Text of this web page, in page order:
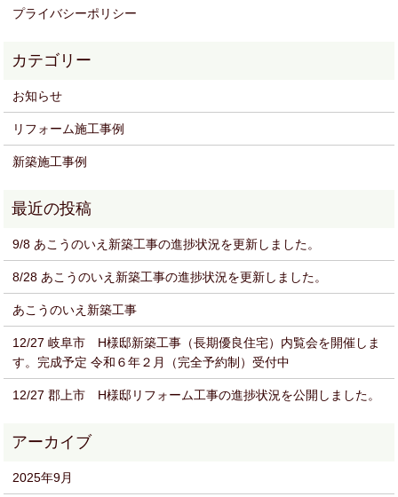
プライバシーポリシー
お知らせ
リフォーム施工事例
新築施工事例
9/8 あこうのいえ新築工事の進捗状況を更新しました。
8/28 あこうのいえ新築工事の進捗状況を更新しました。
あこうのいえ新築工事
12/27 岐阜市 H様邸新築工事（長期優良住宅）内覧会を開催しま
す。完成予定 令和６年２月（完全予約制）受付中
12/27 郡上市 H様邸リフォーム工事の進捗状況を公開しました。
2025年9月